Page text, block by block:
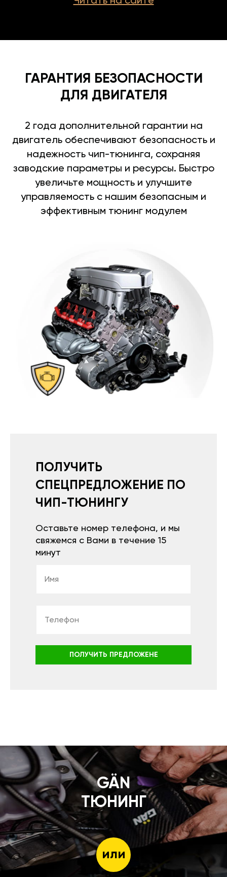
ГАРАНТИЯ БЕЗОПАСНОСТИ
ДЛЯ ДВИГАТЕЛЯ
2 года дополнительной гарантии на
двигатель обеспечивают безопасность и
надежность чип-тюнинга, сохраняя
заводские параметры и ресурсы. Быстро
увеличьте мощность и улучшите
управляемость с нашим безопасным и
эффективным тюнинг модулем
ПОЛУЧИТЬ
СПЕЦПРЕДЛОЖЕНИЕ ПО
ЧИП-ТЮНИНГУ
Оставьте номер телефона, и мы
свяжемся с Вами в течение 15
минут
ПОЛУЧИТЬ ПРЕДЛОЖЕНЕ
GÄN
ТЮНИНГ
или